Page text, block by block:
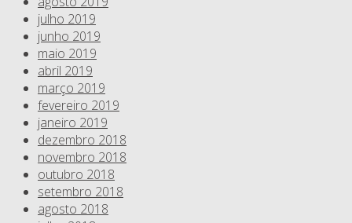
julho 2019
junho 2019
maio 2019
abril 2019
março 2019
fevereiro 2019
janeiro 2019
dezembro 2018
novembro 2018
outubro 2018
setembro 2018
agosto 2018